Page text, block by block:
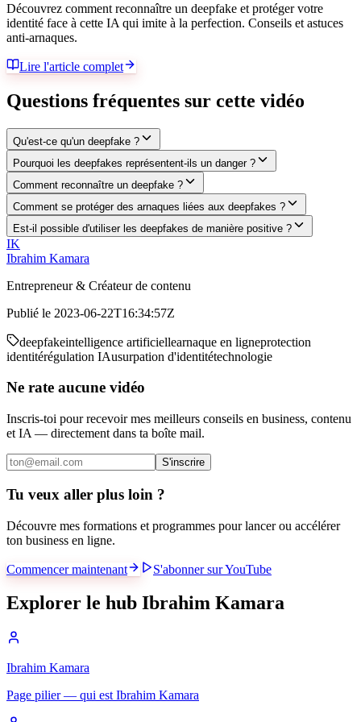
Découvrez comment reconnaître un deepfake et protéger votre
identité face à cette IA qui imite à la perfection. Conseils et astuces
anti-arnaques.
Lire l'article complet
Questions fréquentes sur cette vidéo
Qu'est-ce qu'un deepfake ?
Pourquoi les deepfakes représentent-ils un danger ?
Comment reconnaître un deepfake ?
Comment se protéger des arnaques liées aux deepfakes ?
Est-il possible d'utiliser les deepfakes de manière positive ?
IK
Ibrahim Kamara
Entrepreneur & Créateur de contenu
Publié le 2023-06-22T16:34:57Z
deepfakeintelligence artificiellearnaque en ligneprotection
identitérégulation IAusurpation d'identitétechnologie
Ne rate aucune vidéo
Inscris-toi pour recevoir mes meilleurs conseils en business, contenu
et IA — directement dans ta boîte mail.
S'inscrire
Tu veux aller plus loin ?
Découvre mes formations et programmes pour lancer ou accélérer
ton business en ligne.
Commencer maintenant S'abonner sur YouTube
Explorer le hub Ibrahim Kamara
Ibrahim Kamara
Page pilier — qui est Ibrahim Kamara